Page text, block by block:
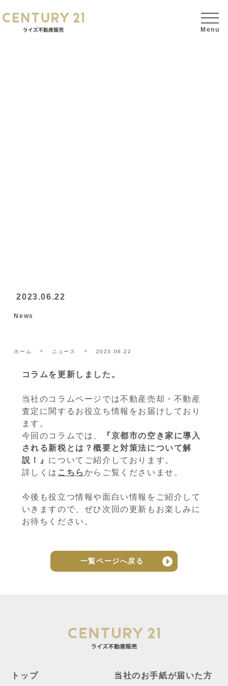
2023.06.22
News
ホーム ニュース 2023.06.22
コラムを更新しました。
当社のコラムページでは不動産売却・不動産
査定に関するお役立ち情報をお届けしており
ます。
今回のコラムでは、
『京都市の空き家に導入
される新税とは？概要と対策法について解
説！』 についてご紹介しております。
詳しくは こちら からご覧くださいませ。
今後も役立つ情報や面白い情報をご紹介して
いきますので、ぜひ次回の更新もお楽しみに
お待ちください。
一覧ページへ戻る
トップ
当社のお手紙が届いた方